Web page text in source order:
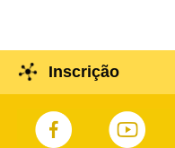
Inscrição